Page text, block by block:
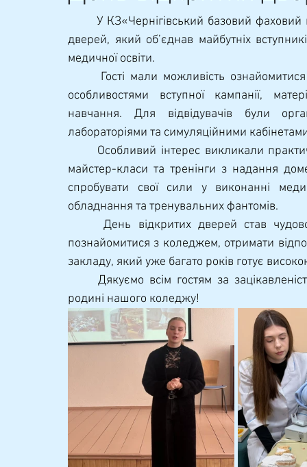
Навчально-методична
дверей, який об’єднав майбутніх
медичної освіти.
особливостями вступної кампанії,
навчання. Для відвідувачів були
лабораторіями та симуляційними
майстер-класи та тренінги з надання
спробувати свої сили у виконанні
обладнання та тренувальних фантомів.
познайомитися з коледжем, отримати
закладу, який уже багато років готує
родині нашого коледжу!